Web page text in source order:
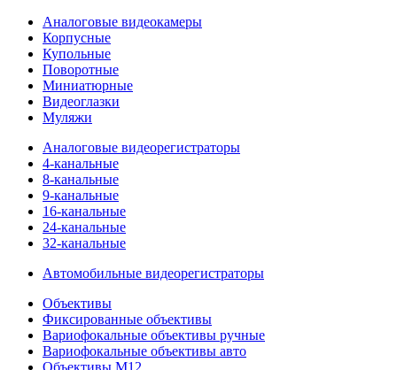
Аналоговые видеокамеры
Корпусные
Купольные
Поворотные
Миниатюрные
Видеоглазки
Муляжи
Аналоговые видеорегистраторы
4-канальные
8-канальные
9-канальные
16-канальные
24-канальные
32-канальные
Автомобильные видеорегистраторы
Объективы
Фиксированные объективы
Вариофокальные объективы ручные
Вариофокальные объективы авто
Объективы M12